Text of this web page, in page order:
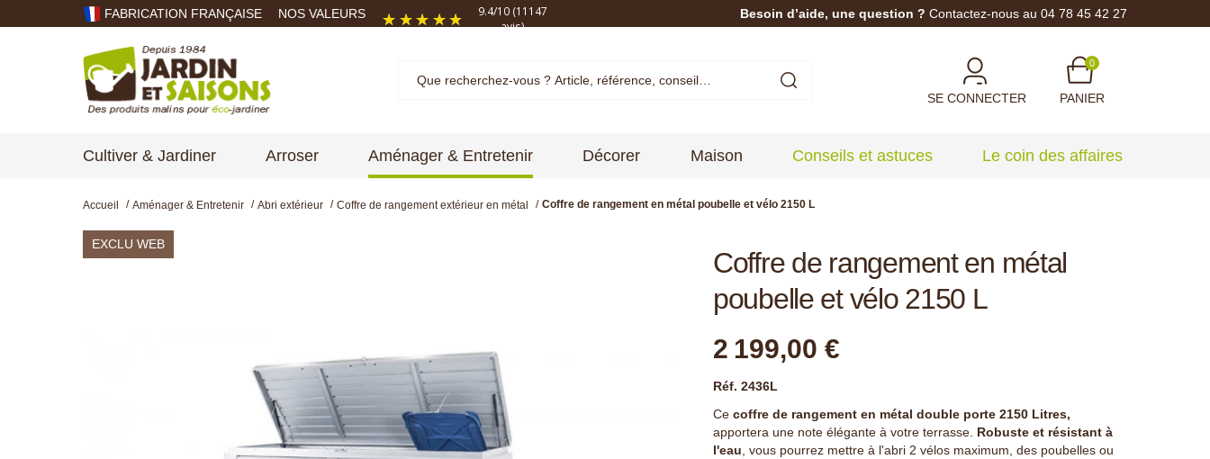
FABRICATION FRANÇAISE NOS VALEURS
avis)
Besoin d’aide, une question ? Contactez-nous au 04 78 45 42 27
SE CONNECTER PANIER
0
Cultiver & Jardiner Arroser Aménager & Entretenir Décorer Maison Conseils et astuces Le coin des affaires
Accueil Aménager & Entretenir Abri extérieur Coffre de rangement extérieur en métal Coffre de rangement en métal poubelle et vélo 2150 L
EXCLU WEB
Coffre de rangement en métal
poubelle et vélo 2150 L
2 199,00 €
Réf. 2436L
Ce coffre de rangement en métal double porte 2150 Litres,
apportera une note élégante à votre terrasse. Robuste et résistant à
l'eau , vous pourrez mettre à l'abri 2 vélos maximum, des poubelles ou